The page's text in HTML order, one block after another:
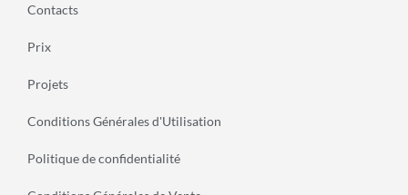
Contacts
Prix
Projets
Conditions Générales d'Utilisation
Politique de confidentialité